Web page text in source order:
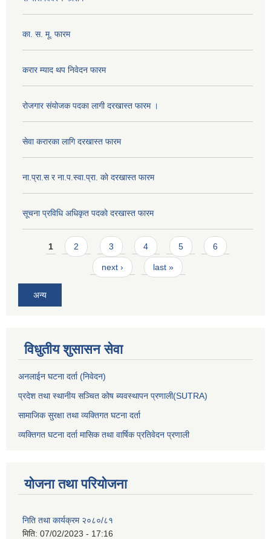
का. स. मू. फारम
करार म्याद थप निवेदन फारम
रोजगार संयोजक पदका लागी दरखास्त फारम ।
सेवा करारका लागि दरखास्त फारम
ना‍.प्रा.स र ना.प.स्वा.प्रा. काे दरखास्त फारम
सूचना प्रविधि अधिकृत पदकाे दरखास्त फारम
Pages
1 2 3 4 5 6
next › last »
अन्य
विधुतीय शुसासन सेवा
अनलाईन घटना दर्ता (निवेदन)
प्रदेश तथा स्थानीय सञ्चित कोष ब्यवस्थापन प्रणाली(SUTRA)
सामाजिक सुरक्षा तथा व्यक्तिगत घटना दर्ता
व्यक्तिगत घटना दर्ता मासिक तथा वार्षिक प्रतिवेदन प्रणाली
योजना तथा परियोजना
निति तथा कार्यक्रम २०८०/८१
मिति: 07/02/2023 - 17:16